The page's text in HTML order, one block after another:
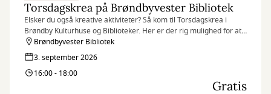
Torsdagskrea på Brøndbyvester Bibliotek
Elsker du også kreative aktiviteter? Så kom til Torsdagskrea i
Brøndby Kulturhuse og Biblioteker. Her er der rig mulighed for at
afprøve dine kreative idéer.
Brøndbyvester Bibliotek
3. september 2026
16:00 - 18:00
Gratis